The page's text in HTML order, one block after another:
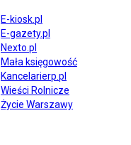
E-kiosk.pl
E-gazety.pl
Nexto.pl
Mała księgowość
Kancelarierp.pl
Wieści Rolnicze
Życie Warszawy